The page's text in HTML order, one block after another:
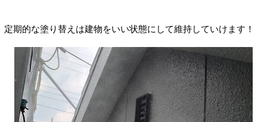
定期的な塗り替えは建物をいい状態にして維持していけます！